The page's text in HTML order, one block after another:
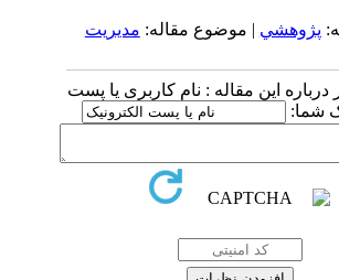
پژوهشي| موضوع مقاله:مدیریت
این مقاله : نام کاربری یا پست
شما: